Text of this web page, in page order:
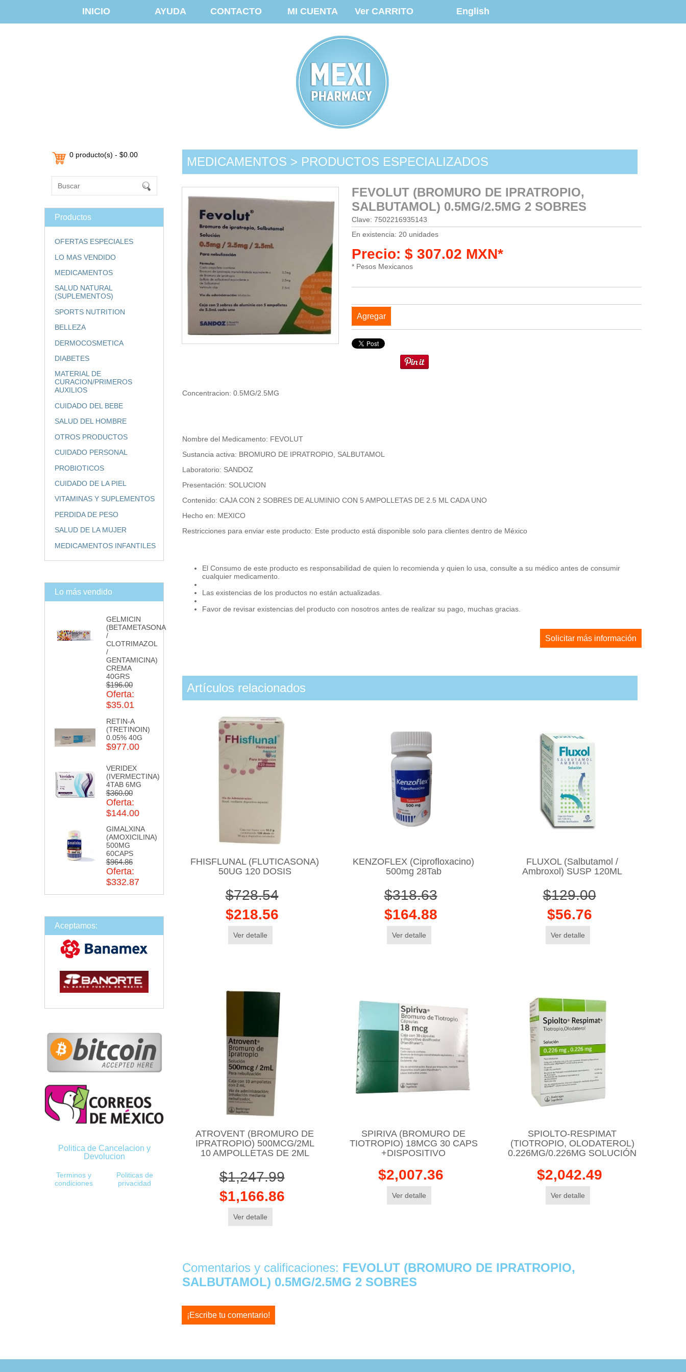
INICIO AYUDA CONTACTO MI CUENTA Ver CARRITO English
0 producto(s) - $0.00
Productos
OFERTAS ESPECIALES
LO MAS VENDIDO
MEDICAMENTOS
SALUD NATURAL
(SUPLEMENTOS)
SPORTS NUTRITION
BELLEZA
DERMOCOSMETICA
DIABETES
MATERIAL DE
CURACION/PRIMEROS
AUXILIOS
CUIDADO DEL BEBE
SALUD DEL HOMBRE
OTROS PRODUCTOS
CUIDADO PERSONAL
PROBIOTICOS
CUIDADO DE LA PIEL
VITAMINAS Y SUPLEMENTOS
PERDIDA DE PESO
SALUD DE LA MUJER
MEDICAMENTOS INFANTILES
Lo más vendido
GELMICIN
(BETAMETASONA
/
CLOTRIMAZOL
/
GENTAMICINA)
CREMA
40GRS
$196.00
Oferta:
$35.01
RETIN-A
(TRETINOIN)
0.05% 40G
$977.00
VERIDEX
(IVERMECTINA)
4TAB 6MG
$360.00
Oferta:
$144.00
GIMALXINA
(AMOXICILINA)
500MG
60CAPS
$964.86
Oferta:
$332.87
Aceptamos:
Politica de Cancelacion y
Devolucion
Terminos y
condiciones
Politicas de
privacidad
MEDICAMENTOS > PRODUCTOS ESPECIALIZADOS
FEVOLUT (BROMURO DE IPRATROPIO,
SALBUTAMOL) 0.5MG/2.5MG 2 SOBRES
Clave: 7502216935143
En existencia: 20 unidades
Precio: $ 307.02 MXN*
* Pesos Mexicanos
Agregar
Concentracion: 0.5MG/2.5MG
Nombre del Medicamento: FEVOLUT
Sustancia activa: BROMURO DE IPRATROPIO, SALBUTAMOL
Laboratorio: SANDOZ
Presentación: SOLUCION
Contenido: CAJA CON 2 SOBRES DE ALUMINIO CON 5 AMPOLLETAS DE 2.5 ML CADA UNO
Hecho en: MEXICO
Restricciones para enviar este producto: Este producto está disponible solo para clientes dentro de México
El Consumo de este producto es responsabilidad de quien lo recomienda y quien lo usa, consulte a su médico antes de consumir
cualquier medicamento.
Las existencias de los productos no están actualizadas.
Favor de revisar existencias del producto con nosotros antes de realizar su pago, muchas gracias.
Solicitar más información
Artículos relacionados
FHISFLUNAL (FLUTICASONA)
50UG 120 DOSIS
$728.54
$218.56
Ver detalle
KENZOFLEX (Ciprofloxacino)
500mg 28Tab
$318.63
$164.88
Ver detalle
FLUXOL (Salbutamol /
Ambroxol) SUSP 120ML
$129.00
$56.76
Ver detalle
ATROVENT (BROMURO DE
IPRATROPIO) 500MCG/2ML
10 AMPOLLETAS DE 2ML
$1,247.99
$1,166.86
Ver detalle
SPIRIVA (BROMURO DE
TIOTROPIO) 18MCG 30 CAPS
+DISPOSITIVO
$2,007.36
Ver detalle
SPIOLTO-RESPIMAT
(TIOTROPIO, OLODATEROL)
0.226MG/0.226MG SOLUCIÓN
$2,042.49
Ver detalle
Comentarios y calificaciones: FEVOLUT (BROMURO DE IPRATROPIO,
SALBUTAMOL) 0.5MG/2.5MG 2 SOBRES
¡Escribe tu comentario!